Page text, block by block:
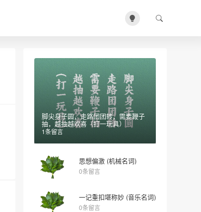
脚尖身子圆，走路团团转，需要鞭子
抽，越抽越欢喜（打一玩具）
1条留言
思想偏激 (机械名词)
0条留言
一记重扣堪称妙 (音乐名词)
0条留言